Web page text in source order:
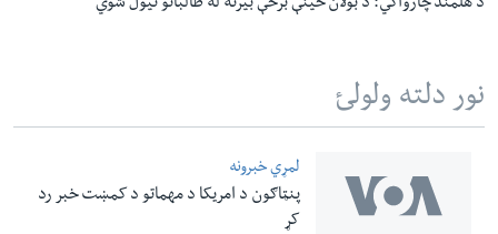
د هلمند چارواکي: د بولان ځینې برخې بیرته له طالبانو نیول شوي
نور دلته ولولئ
لمړي خبرونه
پنټاګون د امریکا د مهماتو د کمښت خبر رد
کړ